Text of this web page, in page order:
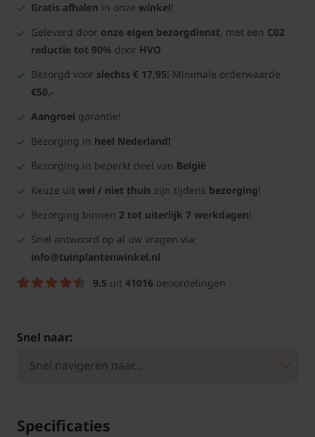
Gratis afhalen in onze winkel!
Geleverd door onze eigen bezorgdienst, met een C02
reductie tot 90% door HVO
Bezorgd voor slechts € 17,95! Minimale orderwaarde
€50,-
Aangroei garantie!
Bezorging in heel Nederland!
Bezorging in beperkt deel van België
Keuze uit wel / niet thuis zijn tijdens bezorging!
Bezorging binnen 2 tot uiterlijk 7 werkdagen!
Snel antwoord op al uw vragen via:
info@tuinplantenwinkel.nl
9.5 uit 41016 beoordelingen
Snel naar:
Specificaties